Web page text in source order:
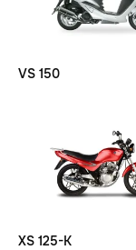
VS 150
XS 125-K